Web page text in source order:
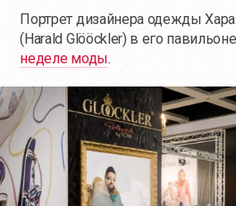
Портрет дизайнера одежды
(Harald Glööckler) в его
неделе моды.